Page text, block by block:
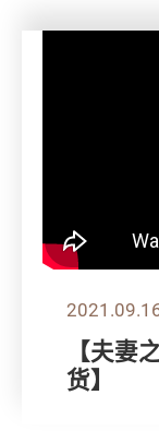
【夫妻
货】